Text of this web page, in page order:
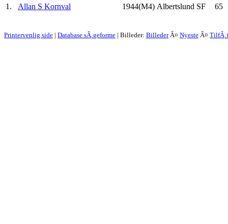
1.
Allan S Kornval 1944(M4) Albertslund SF 65
Printervenlig side | Database sÃ¸geforme | Billeder: BillederÂ¤ Nyeste Â¤ TilfÃ¸j